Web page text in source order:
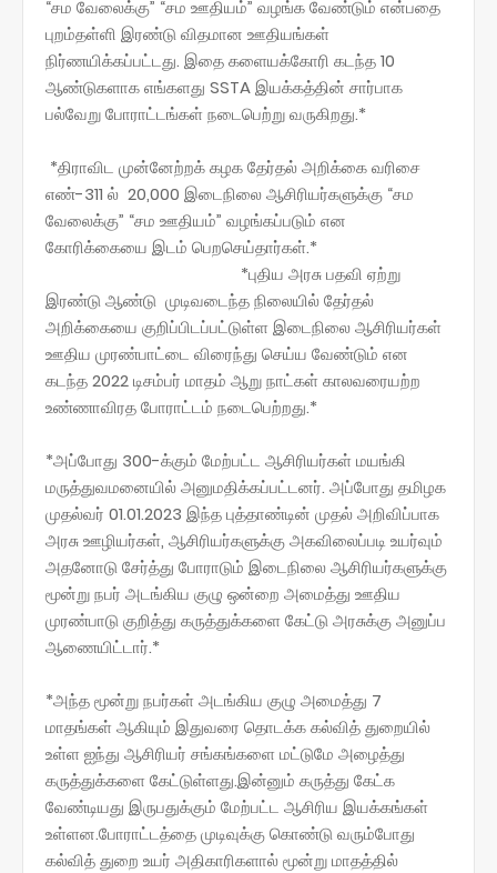
“சம வேலைக்கு” “சம ஊதியம்” வழங்க வேண்டும் என்பதை
புறம்தள்ளி இரண்டு விதமான ஊதியங்கள்
நிர்ணயிக்கப்பட்டது. இதை களையக்கோரி கடந்த 10
ஆண்டுகளாக எங்களது SSTA இயக்கத்தின் சார்பாக
பல்வேறு போராட்டங்கள் நடைபெற்று வருகிறது.*
*திராவிட முன்னேற்றக் கழக தேர்தல் அறிக்கை வரிசை
எண்-311 ல் 20,000 இடைநிலை ஆசிரியர்களுக்கு “சம
வேலைக்கு” “சம ஊதியம்” வழங்கப்படும் என
கோரிக்கையை இடம் பெறசெய்தார்கள்.*
*புதிய அரசு பதவி ஏற்று
இரண்டு ஆண்டு முடிவடைந்த நிலையில் தேர்தல்
அறிக்கையை குறிப்பிடப்பட்டுள்ள இடைநிலை ஆசிரியர்கள்
ஊதிய முரண்பாட்டை விரைந்து செய்ய வேண்டும் என
கடந்த 2022 டிசம்பர் மாதம் ஆறு நாட்கள் காலவரையற்ற
உண்ணாவிரத போராட்டம் நடைபெற்றது.*
*அப்போது ‌300-க்கும் மேற்பட்ட ஆசிரியர்கள் மயங்கி
மருத்துவமனையில் அனுமதிக்கப்பட்டனர். அப்போது தமிழக
முதல்வர் 01.01.2023 இந்த புத்தாண்டின் முதல் அறிவிப்பாக
அரசு ஊழியர்கள், ஆசிரியர்களுக்கு அகவிலைப்படி உயர்வும்
அதனோடு சேர்த்து போராடும் இடைநிலை ஆசிரியர்களுக்கு
மூன்று நபர் அடங்கிய குழு ஒன்றை அமைத்து ஊதிய
முரண்பாடு குறித்து கருத்துக்களை கேட்டு அரசுக்கு அனுப்ப
ஆணையிட்டார்.*
*அந்த மூன்று நபர்கள் அடங்கிய குழு அமைத்து 7
மாதங்கள் ஆகியும் இதுவரை தொடக்க கல்வித் துறையில்
உள்ள ஐந்து ஆசிரியர் சங்கங்களை மட்டுமே அழைத்து
கருத்துக்களை கேட்டுள்ளது.இன்னும் கருத்து கேட்க
வேண்டியது இருபதுக்கும் மேற்பட்ட ஆசிரிய இயக்கங்கள்
உள்ளன.போராட்டத்தை முடிவுக்கு கொண்டு வரும்போது
கல்வித் துறை உயர் அதிகாரிகளால் மூன்று மாதத்தில்